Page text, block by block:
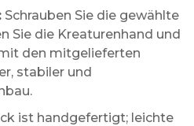
Schrauben Sie die gewählte
Sie die Kreaturenhand und
den mitgelieferten
stabiler und
ist handgefertigt; leichte